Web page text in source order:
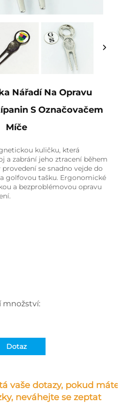
Nářadí Na Opravu
S Označovačem
Míče
kuličku, která
a zabrání jeho ztracení během
se snadno vejde do
golfovou tašku. Ergonomické
a bezproblémovou opravu
množství:
Dotaz
vaše dotazy, pokud máte
neváhejte se zeptat